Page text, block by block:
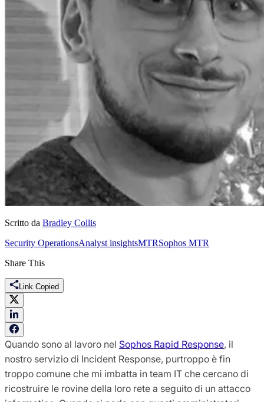
Scritto da Bradley Collis
Security OperationsAnalyst insightsMTRSophos MTR
Share This
Link Copied
Quando sono al lavoro nel Sophos Rapid Response, il
nostro servizio di Incident Response, purtroppo è fin
troppo comune che mi imbatta in team IT che cercano di
ricostruire le rovine della loro rete a seguito di un attacco